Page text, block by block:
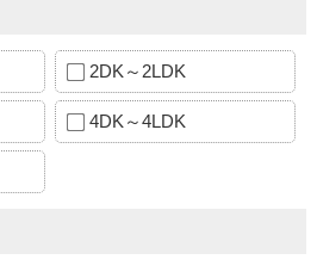
2DK～2LDK
4DK～4LDK